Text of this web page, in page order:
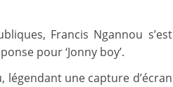
Francis Ngannou s’est
pour ‘Jonny boy’.
légendant une capture d’écran